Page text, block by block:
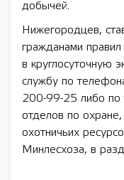
добычей.
Нижегородцев,
гражданами
в круглосуточную
службу по
200-99-25 либо
отделов по
охотничьих
Минлесхоза, в